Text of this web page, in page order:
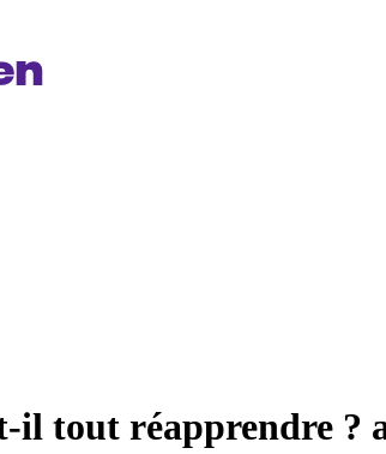
il tout réapprendre ?